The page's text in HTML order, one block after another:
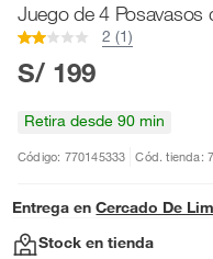
Juego de 4 Posavasos
2 (1)
S/ 199
Retira desde 90 min
Código: 770145333 Cód. tienda:
Entrega en Cercado De
Stock en tienda